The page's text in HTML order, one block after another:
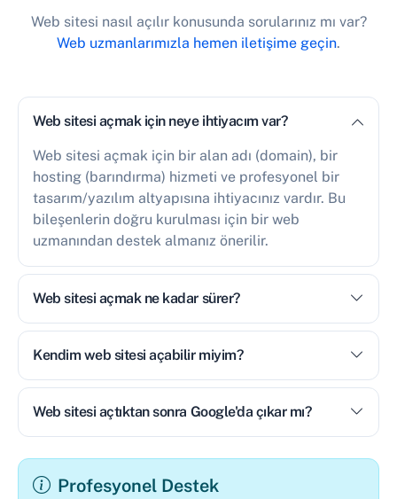
Web sitesi nasıl açılır konusunda sorularınız mı var?
Web uzmanlarımızla hemen iletişime geçin.
Web sitesi açmak için neye ihtiyacım var?
Web sitesi açmak için bir alan adı (domain), bir
hosting (barındırma) hizmeti ve profesyonel bir
tasarım/yazılım altyapısına ihtiyacınız vardır. Bu
bileşenlerin doğru kurulması için bir web
uzmanından destek almanız önerilir.
Web sitesi açmak ne kadar sürer?
Kendim web sitesi açabilir miyim?
Web sitesi açtıktan sonra Google'da çıkar mı?
Profesyonel Destek